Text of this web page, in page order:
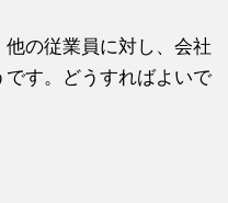
他の従業員に対し、会社
す。どうすればよいで